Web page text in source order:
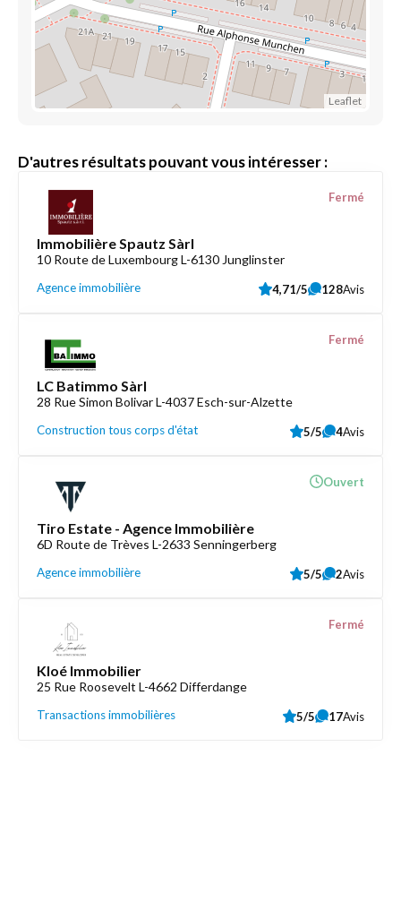
Leaflet
D'autres résultats pouvant vous intéresser :
Immobilière Spautz Sàrl
10 Route de Luxembourg L-6130 Junglinster
Agence immobilière
Fermé
4,71/5 128Avis
LC Batimmo Sàrl
28 Rue Simon Bolivar L-4037 Esch-sur-Alzette
Construction tous corps d'état
Fermé
5/5 4Avis
Tiro Estate - Agence Immobilière
6D Route de Trèves L-2633 Senningerberg
Agence immobilière
Ouvert
5/5 2Avis
Kloé Immobilier
25 Rue Roosevelt L-4662 Differdange
Transactions immobilières
Fermé
5/5 17Avis